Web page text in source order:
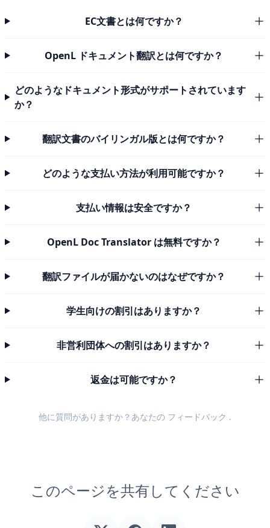
EC文書とは何ですか？
OpenL ドキュメント翻訳とは何ですか？
どのようなドキュメント形式がサポートされています
か？
翻訳文書のバイリンガル版とは何ですか？
どのような支払い方法が利用可能ですか？
支払い情報は安全ですか？
OpenL Doc Translator は無料ですか？
翻訳ファイルが届かないのはなぜですか？
学生向けの割引はありますか？
非営利団体への割引はありますか？
返金は可能ですか？
他に質問がありますか？あなたの フィードバック .
このページを共有してください